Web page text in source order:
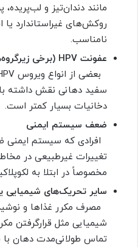
مانند دندان‌تیز و
روکش‌های غیراستاندارد یا
نامناسب.
عفونت HPV (برخی
سفید دهانی نقش داشته
دخانیات بسیار کمتر است.
ضعف سیستم ایمنی
افرادی که سیستم ایمنی
تغییرات غیرطبیعی در
مخصوصاً در ابتلا به
سایر تحریک‌های شیمیایی
مصرف مکرر غذاها و
شیمیایی مثل قرارگرفتن
تماس طولانی‌مدت دهان با